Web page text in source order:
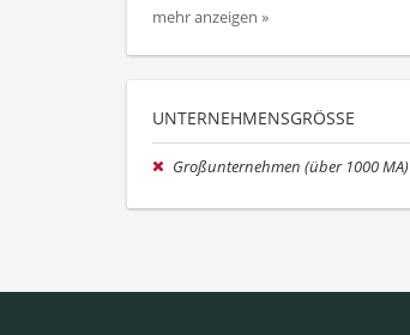
mehr anzeigen »
UNTERNEHMENSGRÖSSE
Großunternehmen (über 1000 MA)